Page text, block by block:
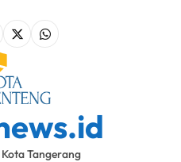
Tangerang